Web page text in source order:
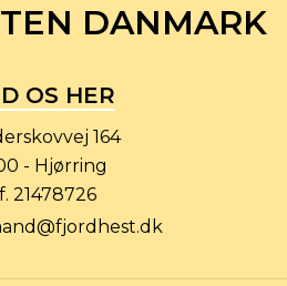
DANMARK
OS HER
164
- Hjørring
21478726